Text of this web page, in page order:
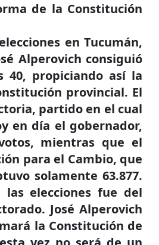
de la Constitución
en Tucumán,
Alperovich consiguió
40, propiciando así la
provincial. El
partido en el cual
en día el gobernador,
mientras que el
para el Cambio, que
solamente 63.877.
las elecciones fue del
José Alperovich
la Constitución de